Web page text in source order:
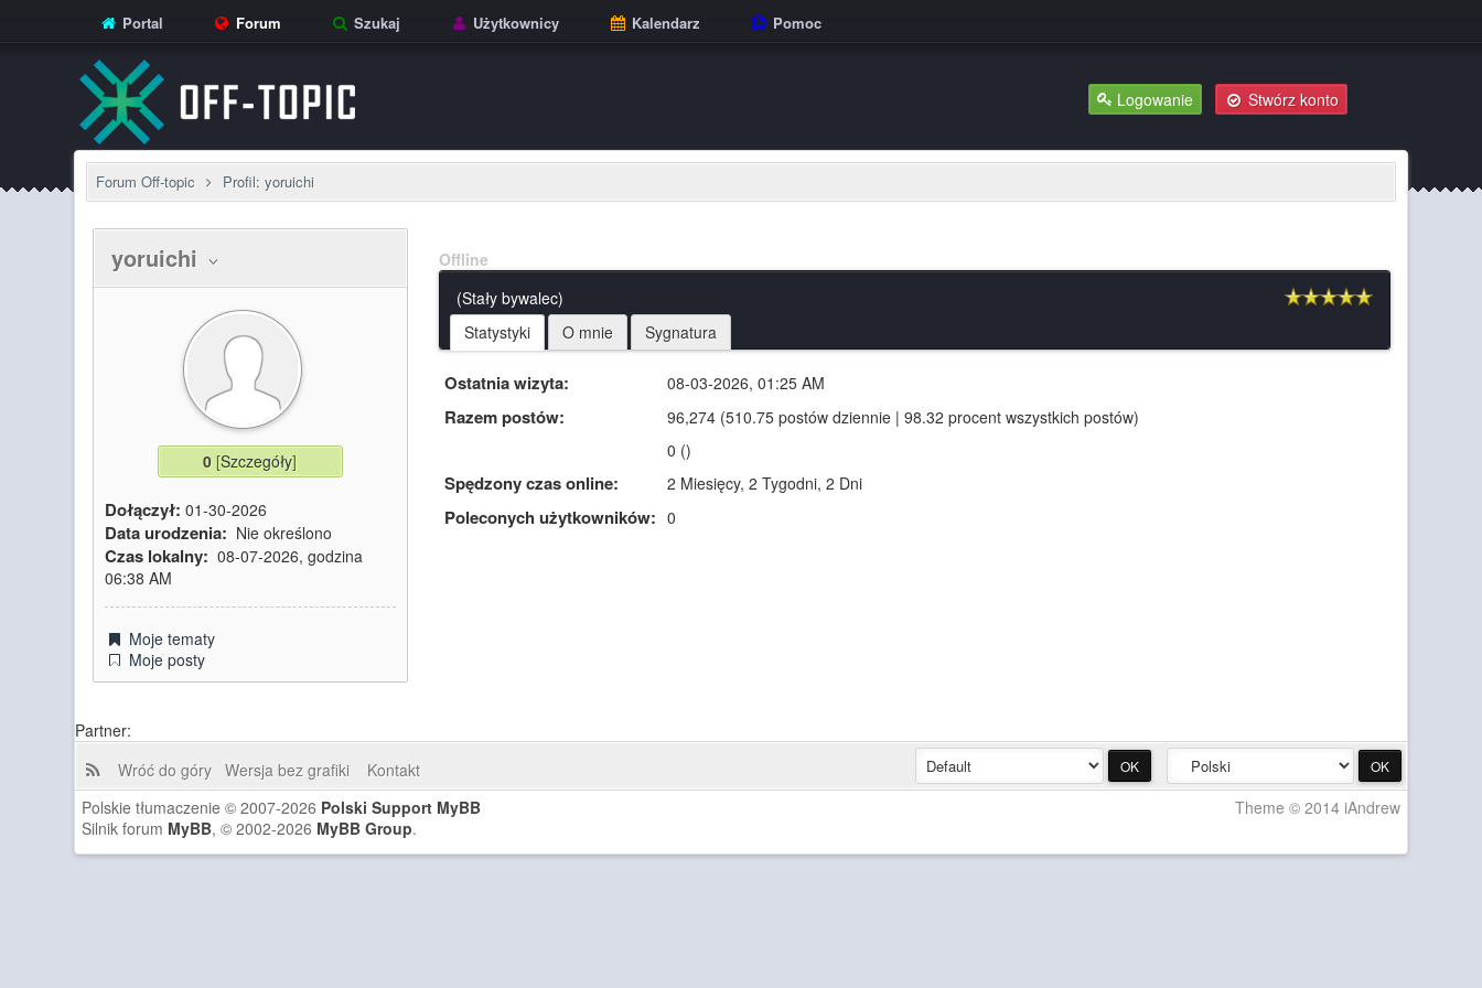
Portal Forum Szukaj Użytkownicy Kalendarz Pomoc
Logowanie Stwórz konto
Forum Off-topic Profil: yoruichi
yoruichi
0 [Szczegóły]
Dołączył: 01-30-2026
Data urodzenia: Nie określono
Czas lokalny: 08-07-2026, godzina
06:38 AM
Moje tematy
Moje posty
Offline
(Stały bywalec)
Statystyki
O mnie Sygnatura
Ostatnia wizyta: 08-03-2026, 01:25 AM
Razem postów:
96,274 (510.75 postów dziennie | 98.32 procent wszystkich postów)
0 ()
Spędzony czas online: 2 Miesięcy, 2 Tygodni, 2 Dni
Poleconych użytkowników: 0
Partner:
Wróć do góry Wersja bez grafiki
Kontakt
Theme © 2014 iAndrew
Polskie tłumaczenie © 2007-2026 Polski Support MyBB
Silnik forum MyBB, © 2002-2026 MyBB Group.